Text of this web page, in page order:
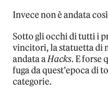
Invece non è andata
Sotto gli occhi di tutti i
vincitori, la statuetta di
andata aHacks. E forse
fuga da quest’epoca di
categorie.